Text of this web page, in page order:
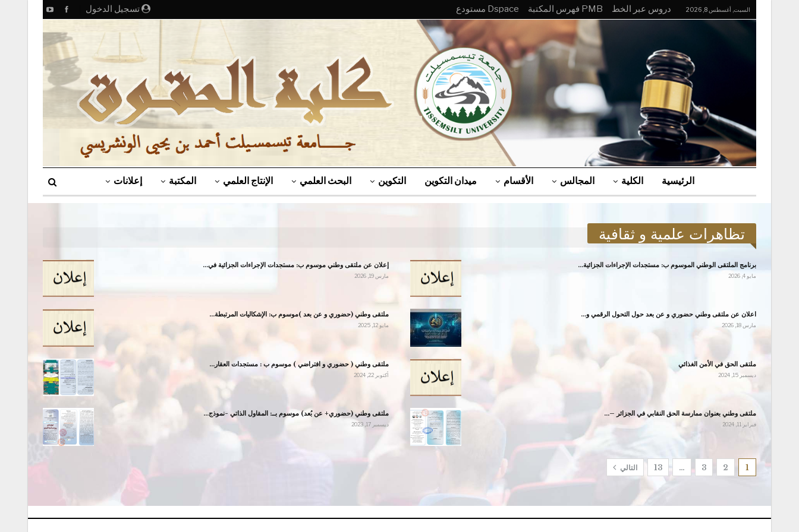
تسجيل الدخول السبت, أغسطس 8, 2026 دروس عبر الخط PMB فهرس المكتبة Dspace مستودع
الرئيسية الكلية المجالس الأقسام ميدان التكوين التكوين البحث العلمي الإنتاج العلمي المكتبة إعلانات
تظاهرات علمية و ثقافية
برنامج الملتقى الوطني الموسوم ب: مستجدات الإجراءات الجزائية…
مايو 4, 2026
إعلان عن ملتقى وطني موسوم ب: مستجدات الإجراءات الجزائية في…
مارس 19, 2026
اعلان عن ملتقى وطني حضوري و عن بعد حول التحول الرقمي و…
مارس 18, 2026
ملتقى وطني (حضوري و عن بعد )موسوم ب: الإشكاليات المرتبطة…
مايو 12, 2025
ملتقى الحق في الأمن الغذائي
ديسمبر 15, 2024
ملتقى وطني ( حضوري و افتراضي ) موسوم ب : مستجدات العقار…
أكتوبر 22, 2024
ملتقى وطني بعنوان ممارسة الحق النقابي في الجزائر –…
فبراير 11, 2024
ملتقى وطني (حضوري+ عن بُعد) موسوم بــ: المقاول الذاتي -نموذج…
ديسمبر 17, 2023
1
2
3
…
13 التالي